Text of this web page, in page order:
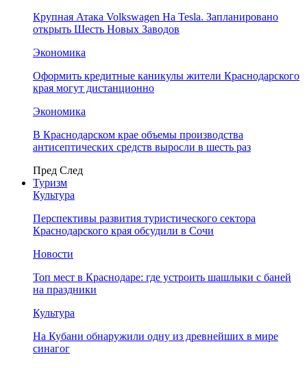
Крупная Атака Volkswagen На Tesla. Запланировано
открыть Шесть Новых Заводов
Экономика
Оформить кредитные каникулы жители Краснодарского
края могут дистанционно
Экономика
В Краснодарском крае объемы производства
антисептических средств выросли в шесть раз
Пред След
Туризм
Культура
Перспективы развития туристического сектора
Краснодарского края обсудили в Сочи
Новости
Топ мест в Краснодаре: где устроить шашлыки с баней
на праздники
Культура
На Кубани обнаружили одну из древнейших в мире
синагог